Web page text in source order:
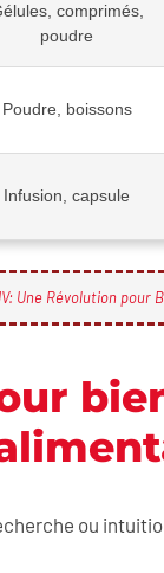
comprimés,
poudre
Poudre, boissons
Infusion, capsule
Une Révolution pour
ou